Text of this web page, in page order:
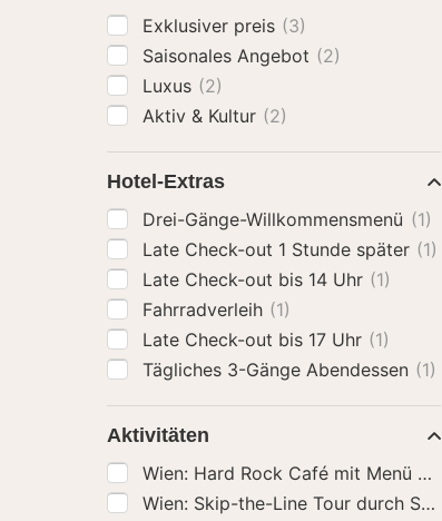
Exklusiver preis (3)
Saisonales Angebot (2)
Luxus (2)
Aktiv & Kultur (2)
Hotel-Extras
Drei-Gänge-Willkommensmenü (1)
Late Check-out 1 Stunde später (1)
Late Check-out bis 14 Uhr (1)
Fahrradverleih (1)
Late Check-out bis 17 Uhr (1)
Tägliches 3-Gänge Abendessen (1)
Aktivitäten
Wien: Hard Rock Café mit Menü
Wien: Skip-the-Line Tour durch